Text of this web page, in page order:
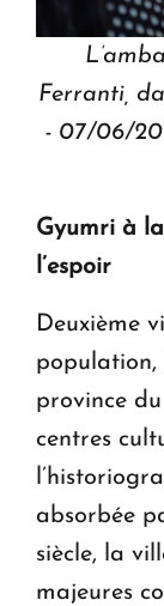
Ferranti,
- 07/06/
Gyumri à
l’espoir
Deuxième
population,
province
centres
absorbée
siècle, la
majeures